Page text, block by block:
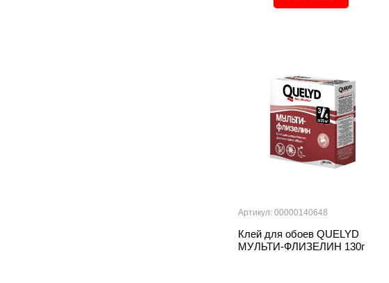
Артикул: 00000140648
Клей для обоев QUELYD
МУЛЬТИ-ФЛИЗЕЛИН 130г